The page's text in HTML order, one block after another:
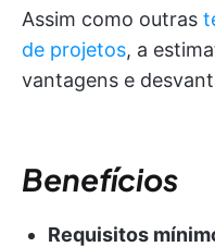
Assim como outras
de projetos, a
vantagens e
Benefícios
Requisitos